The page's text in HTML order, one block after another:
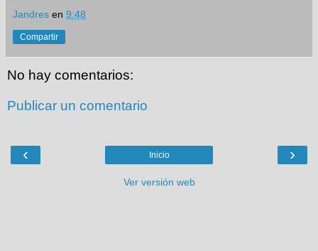
Jandres en 9:48
Compartir
No hay comentarios:
Publicar un comentario
‹ ›
Inicio
Ver versión web